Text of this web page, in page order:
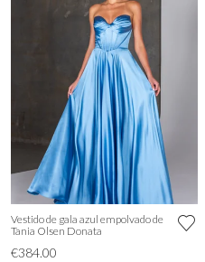
Vestido de gala azul empolvado de
Tania Olsen Donata
€384.00